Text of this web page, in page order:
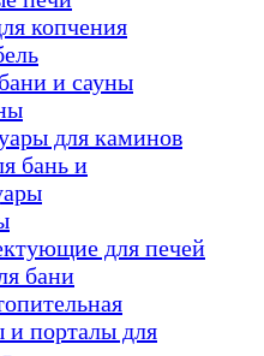
копчения
и сауны
для каминов
бань и
для печей
бани
и порталы для